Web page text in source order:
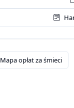
Mapa opłat za śmieci